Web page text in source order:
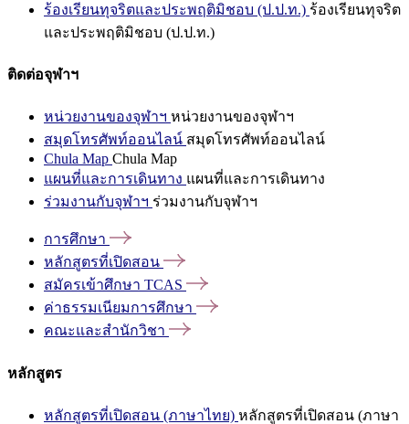
ร้องเรียนทุจริตและประพฤติมิชอบ (ป.ป.ท.) ร้องเรียนทุจริต
และประพฤติมิชอบ (ป.ป.ท.)
ติดต่อจุฬาฯ
หน่วยงานของจุฬาฯ หน่วยงานของจุฬาฯ
สมุดโทรศัพท์ออนไลน์ สมุดโทรศัพท์ออนไลน์
Chula Map Chula Map
แผนที่และการเดินทาง แผนที่และการเดินทาง
ร่วมงานกับจุฬาฯ ร่วมงานกับจุฬาฯ
การศึกษา
หลักสูตรที่เปิดสอน
สมัครเข้าศึกษา TCAS
ค่าธรรมเนียมการศึกษา
คณะและสำนักวิชา
หลักสูตร
หลักสูตรที่เปิดสอน (ภาษาไทย) หลักสูตรที่เปิดสอน (ภาษา